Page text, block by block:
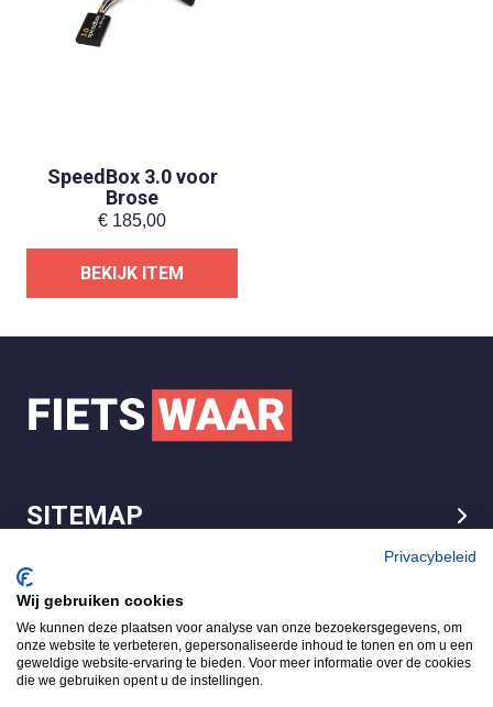
SpeedBox 3.0 voor
Brose
€ 185,00
BEKIJK ITEM
SITEMAP
LEGAL
FietsWaar.nl
4.7
Gebaseerd op 540 reviews
Privacybeleid
Wij gebruiken cookies
We kunnen deze plaatsen voor analyse van onze bezoekersgegevens, om
onze website te verbeteren, gepersonaliseerde inhoud te tonen en om u een
geweldige website-ervaring te bieden. Voor meer informatie over de cookies
die we gebruiken opent u de instellingen.